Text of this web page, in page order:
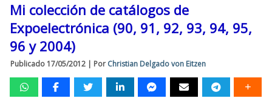
Mi colección de catálogos de
Expoelectrónica (90, 91, 92, 93, 94, 95,
96 y 2004)
Publicado 17/05/2012 | Por Christian Delgado von Eitzen